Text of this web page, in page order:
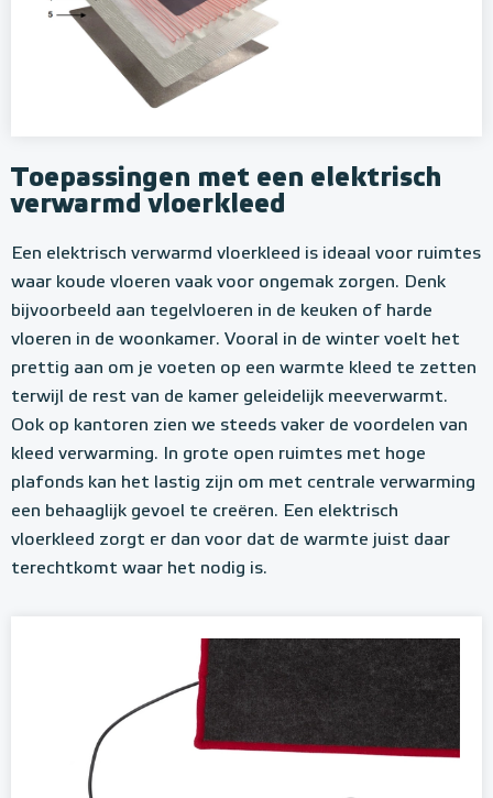
Toepassingen met een elektrisch
verwarmd vloerkleed
Een elektrisch verwarmd vloerkleed is ideaal voor ruimtes
waar koude vloeren vaak voor ongemak zorgen. Denk
bijvoorbeeld aan tegelvloeren in de keuken of harde
vloeren in de woonkamer. Vooral in de winter voelt het
prettig aan om je voeten op een warmte kleed te zetten
terwijl de rest van de kamer geleidelijk meeverwarmt.
Ook op kantoren zien we steeds vaker de voordelen van
kleed verwarming. In grote open ruimtes met hoge
plafonds kan het lastig zijn om met centrale verwarming
een behaaglijk gevoel te creëren. Een elektrisch
vloerkleed zorgt er dan voor dat de warmte juist daar
terechtkomt waar het nodig is.